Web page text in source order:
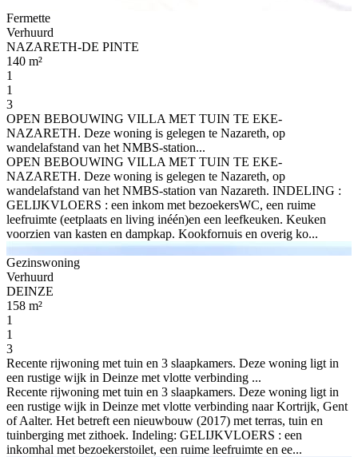
Fermette
Verhuurd
NAZARETH-DE PINTE
140 m²
1
1
3
OPEN BEBOUWING VILLA MET TUIN TE EKE-
NAZARETH. Deze woning is gelegen te Nazareth, op
wandelafstand van het NMBS-station...
OPEN BEBOUWING VILLA MET TUIN TE EKE-
NAZARETH. Deze woning is gelegen te Nazareth, op
wandelafstand van het NMBS-station van Nazareth. INDELING :
GELIJKVLOERS : een inkom met bezoekersWC, een ruime
leefruimte (eetplaats en living inéén)en een leefkeuken. Keuken
voorzien van kasten en dampkap. Kookfornuis en overig ko...
Gezinswoning
Verhuurd
DEINZE
158 m²
1
1
3
Recente rijwoning met tuin en 3 slaapkamers. Deze woning ligt in
een rustige wijk in Deinze met vlotte verbinding ...
Recente rijwoning met tuin en 3 slaapkamers. Deze woning ligt in
een rustige wijk in Deinze met vlotte verbinding naar Kortrijk, Gent
of Aalter. Het betreft een nieuwbouw (2017) met terras, tuin en
tuinberging met zithoek. Indeling: GELIJKVLOERS : een
inkomhal met bezoekerstoilet, een ruime leefruimte en ee...